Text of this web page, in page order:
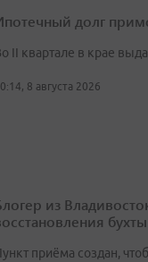
долг
II квартале в крае
8 августа 2026
из
приёма создан,